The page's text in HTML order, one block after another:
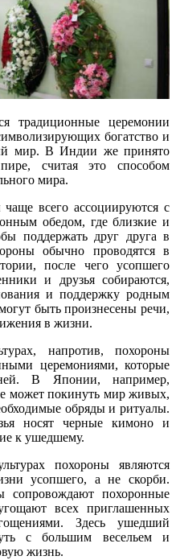
традиционные церемонии
богатство и
мир. В Индии же принято
считая это способом
мира.
всего ассоциируются с
обедом, где близкие и
поддержать друг друга в
обычно проводятся в
после чего усопшего
и друзья собираются,
и поддержку родным
быть произнесены речи,
в жизни.
напротив, похороны
церемониями, которые
В Японии, например,
может покинуть мир живых,
обряды и ритуалы.
носят черные кимоно и
к ушедшему.
похороны являются
усопшего, а не скорби.
похоронные
всех приглашенных
Здесь ушедший
с большим весельем и
жизнь.